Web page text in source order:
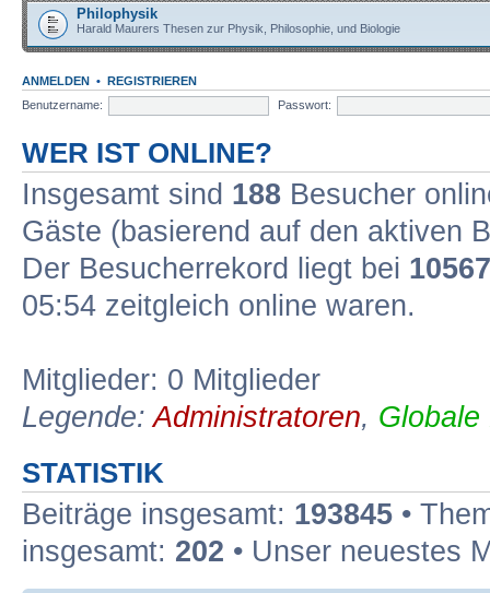
Philophysik
Harald Maurers Thesen zur Physik, Philosophie, und Biologie
ANMELDEN • REGISTRIEREN
Benutzername:
Passwort:
WER IST ONLINE?
Insgesamt sind 188 Besucher
Gäste (basierend auf den aktiven
Der Besucherrekord liegt bei 10567
05:54 zeitgleich online waren.
Mitglieder: 0 Mitglieder
Legende:Administratoren, Globale
STATISTIK
Beiträge insgesamt: 193845 •
insgesamt: 202 • Unser neuestes